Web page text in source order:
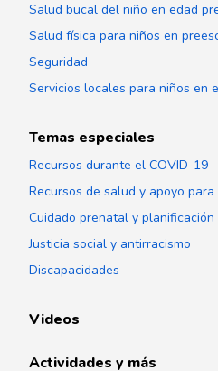
Salud bucal del niño en edad
Salud física para niños en
Seguridad
Servicios locales para niños en
Temas especiales
Recursos durante el COVID-19
Recursos de salud y apoyo para
Cuidado prenatal y
Justicia social y antirracismo
Discapacidades
Videos
Actividades y más